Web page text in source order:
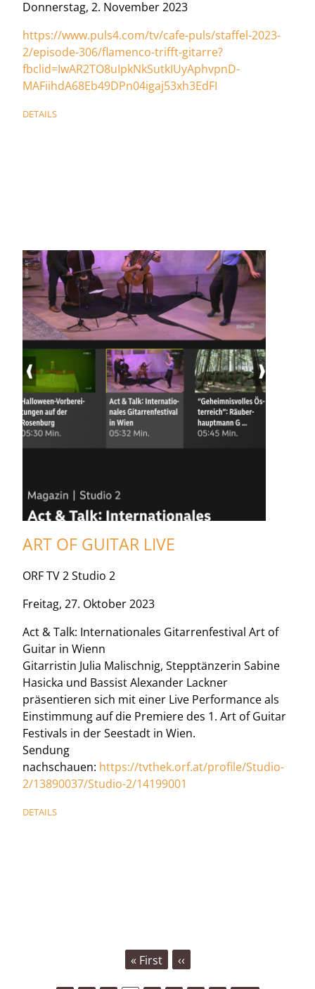
Donnerstag, 2. November 2023
https://www.puls4.com/tv/cafe-puls/staffel-2023-
2/episode-306/flamenco-trifft-gitarre?
fbclid=IwAR2TO8uIpkNkSutkIUyAphvpnD-
MAFiihdA68Eb49DPn04igaj53xh3EdFI
DETAILS
ART OF GUITAR LIVE
ORF TV 2 Studio 2
Freitag, 27. Oktober 2023
Act & Talk: Internationales Gitarrenfestival Art of
Guitar in Wienn
Gitarristin Julia Malischnig, Stepptänzerin Sabine
Hasicka und Bassist Alexander Lackner
präsentieren sich mit einer Live Performance als
Einstimmung auf die Premiere des 1. Art of Guitar
Festivals in der Seestadt in Wien.
Sendung
nachschauen: https://tvthek.orf.at/profile/Studio-
2/13890037/Studio-2/14199001
DETAILS
First
« First
Vorherige
‹‹